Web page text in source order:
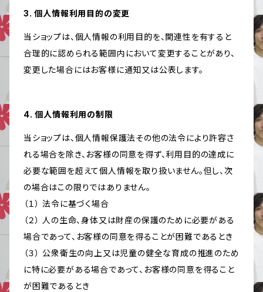
3. 個人情報利用目的の変更
当ショップは、個人情報の利用目的を、関連性を有すると
合理的に認められる範囲内において変更することがあり、
変更した場合にはお客様に通知又は公表します。
4. 個人情報利用の制限
当ショップは、個人情報保護法その他の法令により許容さ
れる場合を除き、お客様の同意を得ず、利用目的の達成に
必要な範囲を超えて個人情報を取り扱いません。但し、次
の場合はこの限りではありません。
（１） 法令に基づく場合
（２） 人の生命、身体又は財産の保護のために必要がある
場合であって、お客様の同意を得ることが困難であるとき
（３） 公衆衛生の向上又は児童の健全な育成の推進のため
に特に必要がある場合であって、お客様の同意を得ること
が困難であるとき